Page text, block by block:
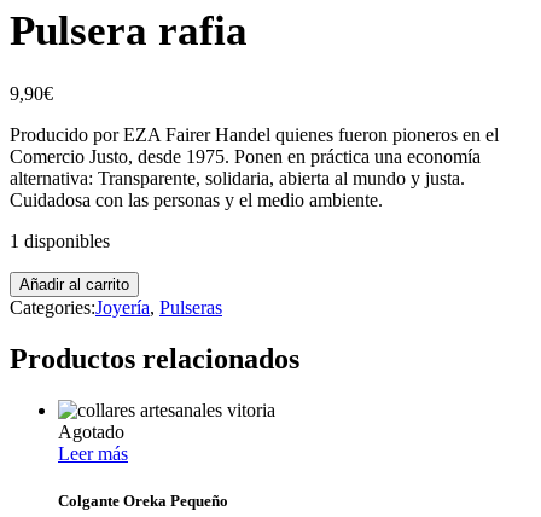
Pulsera rafia
9,90€
Producido por EZA Fairer Handel quienes fueron pioneros en el
Comercio Justo, desde 1975. Ponen en práctica una economía
alternativa: Transparente, solidaria, abierta al mundo y justa.
Cuidadosa con las personas y el medio ambiente.
1 disponibles
Añadir al carrito
Categories:Joyería, Pulseras
Productos relacionados
Agotado
Leer más
Colgante Oreka Pequeño